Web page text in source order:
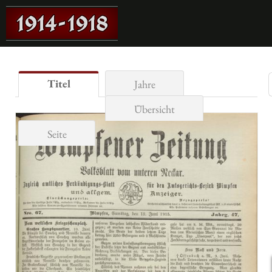
Titel
Jahre
Übersicht
Seite